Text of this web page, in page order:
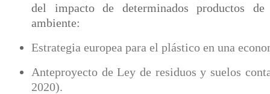
del impacto de determinados productos
ambiente:
Estrategia europea para el plástico en una
Anteproyecto de Ley de residuos y suelos
2020).